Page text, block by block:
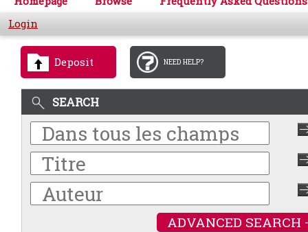
Login
Deposit NEED HELP?
SEARCH
ADVANCED SEARCH